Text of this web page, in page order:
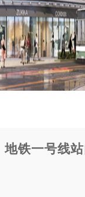
地铁一号线